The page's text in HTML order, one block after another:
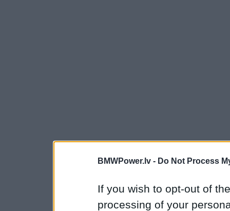
BMWPower.lv - Do Not Process
If you wish to opt-out of
processing of your